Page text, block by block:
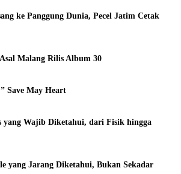
ke Panggung Dunia, Pecel Jatim Cetak
Malang Rilis Album 30
Save May Heart
yang Wajib Diketahui, dari Fisik hingga
yang Jarang Diketahui, Bukan Sekadar